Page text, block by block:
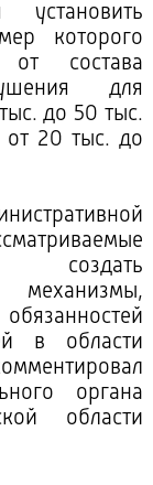
установить
которого
от состава
для
до 50 тыс.
20 тыс. до
создать
в области
органа
области